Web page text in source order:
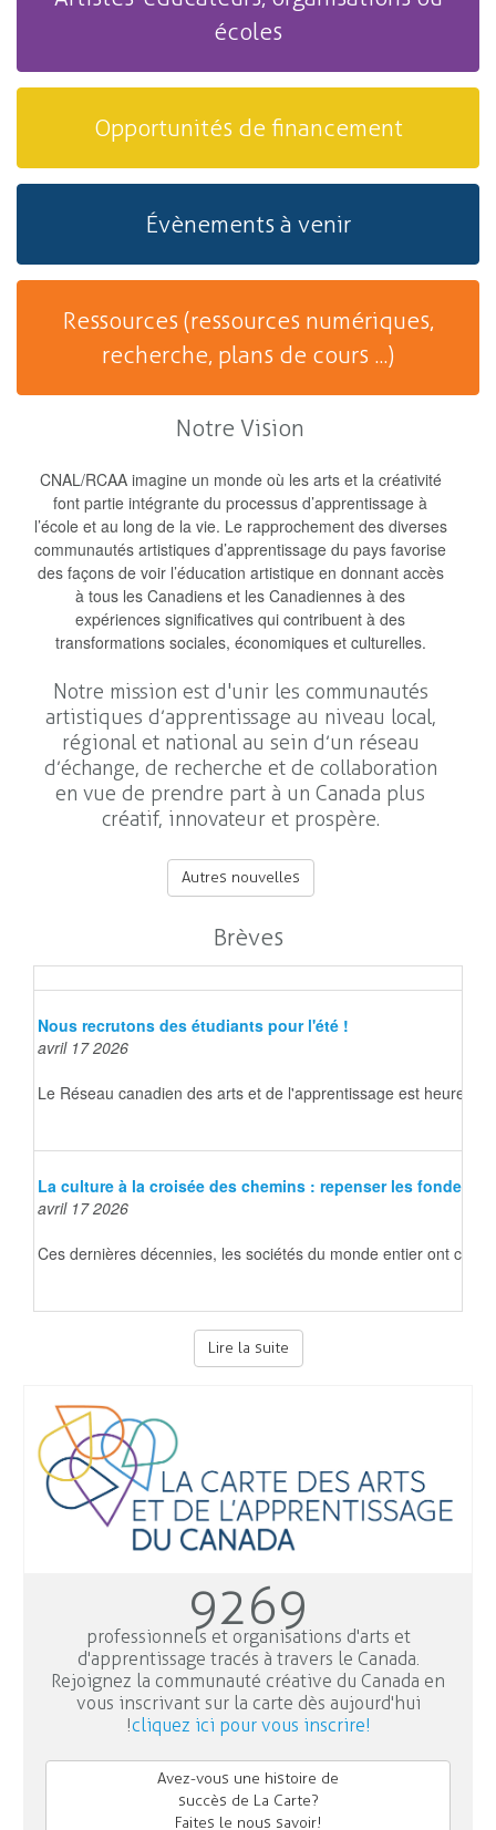
écoles
Opportunités de financement
Évènements à venir
Ressources (ressources numériques,
recherche, plans de cours ...)
Notre Vision
CNAL/RCAA imagine un monde où les arts et la créativité
font partie intégrante du processus d’apprentissage à
l’école et au long de la vie. Le rapprochement des diverses
communautés artistiques d’apprentissage du pays favorise
des façons de voir l’éducation artistique en donnant accès
à tous les Canadiens et les Canadiennes à des
expériences significatives qui contribuent à des
transformations sociales, économiques et culturelles.
Notre mission est d'unir les communautés
artistiques d’apprentissage au niveau local,
régional et national au sein d’un réseau
d’échange, de recherche et de collaboration
en vue de prendre part à un Canada plus
créatif, innovateur et prospère.
Autres nouvelles
Brèves
Nous recrutons des étudiants pour l'été !
avril 17 2026
Le Réseau canadien des arts et de l'apprentissage est
La culture à la croisée des chemins : repenser les
avril 17 2026
Ces dernières décennies, les sociétés du monde entier ont
Lire la suite
9269
professionnels et organisations d'arts et
d'apprentissage tracés à travers le Canada.
Rejoignez la communauté créative du Canada en
vous inscrivant sur la carte dès aujourd'hui
!cliquez ici pour vous inscrire!
Avez-vous une histoire de
succès de La Carte?
Faites le nous savoir!